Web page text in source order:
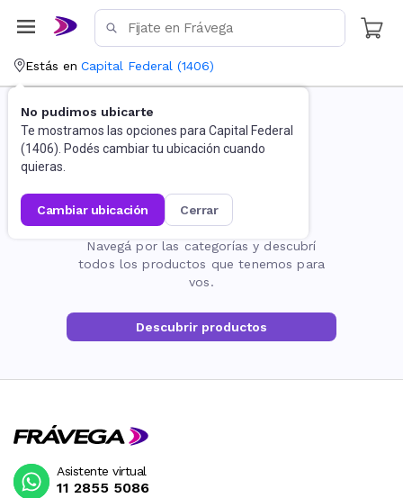
Estás en Capital Federal (1406)
No pudimos ubicarte
Te mostramos las opciones para Capital Federal
(1406). Podés cambiar tu ubicación cuando
quieras.
cambiar ubicación cerrar
La página no existe
Navegá por las categorías y descubrí
todos los productos que tenemos para
vos.
Descubrir productos
Asistente virtual
11 2855 5086